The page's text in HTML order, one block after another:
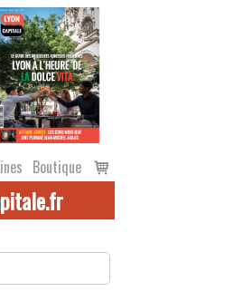
Boutique
Voir
le